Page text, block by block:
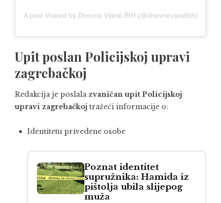
A post shared by Dnevne Vijesti BIH (@dnevnevijestibh)
Upit poslan Policijskoj upravi
zagrebačkoj
Redakcija je poslala zvaničan upit Policijskoj
upravi zagrebačkoj tražeći informacije o:
Identitetu privedene osobe
Poznat identitet
supružnika: Hamida iz
pištolja ubila slijepog
muža